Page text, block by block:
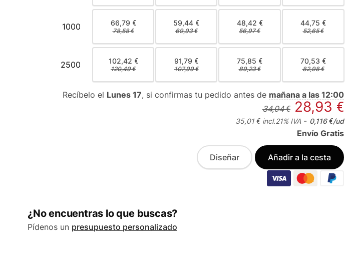
1000 66,79 €
78,58 €
59,44 €
69,93 €
48,42 €
56,97 €
44,75 €
52,65 €
2500 102,42 €
120,49 €
91,79 €
107,99 €
75,85 €
89,23 €
70,53 €
82,98 €
Recíbelo el Lunes 17, si confirmas tu pedido antes de mañana a las 12:00
34,04 € 28,93 €
35,01 € incl.21% IVA - 0,116 €/ud
Envío Gratis
Diseñar Añadir a la cesta
¿No encuentras lo que buscas?
Pídenos un presupuesto personalizado